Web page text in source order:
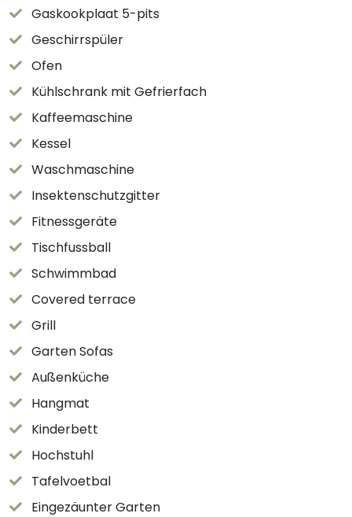
Gaskookplaat 5-pits
Geschirrspüler
Ofen
Kühlschrank mit Gefrierfach
Kaffeemaschine
Kessel
Waschmaschine
Insektenschutzgitter
Fitnessgeräte
Tischfussball
Schwimmbad
Covered terrace
Grill
Garten Sofas
Außenküche
Hangmat
Kinderbett
Hochstuhl
Tafelvoetbal
Eingezäunter Garten